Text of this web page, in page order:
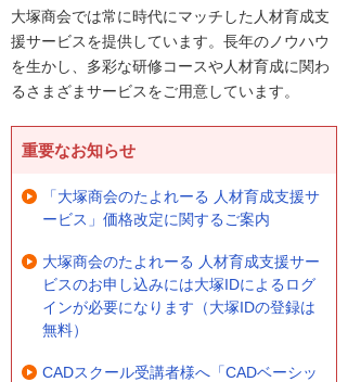
大塚商会では常に時代にマッチした人材育成支
援サービスを提供しています。長年のノウハウ
を生かし、多彩な研修コースや人材育成に関わ
るさまざまサービスをご用意しています。
重要なお知らせ
「大塚商会のたよれーる 人材育成支援サ
ービス」価格改定に関するご案内
大塚商会のたよれーる 人材育成支援サー
ビスのお申し込みには大塚IDによるログ
インが必要になります（大塚IDの登録は
無料）
CADスクール受講者様へ「CADベーシッ